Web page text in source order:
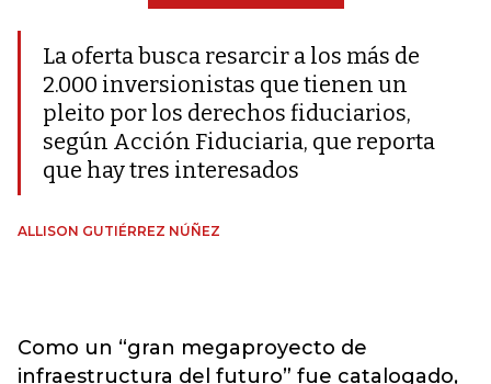
La oferta busca resarcir a los más de
2.000 inversionistas que tienen un
pleito por los derechos fiduciarios,
según Acción Fiduciaria, que reporta
que hay tres interesados
ALLISON GUTIÉRREZ NÚÑEZ
Como un “gran megaproyecto de
infraestructura del futuro” fue catalogado,